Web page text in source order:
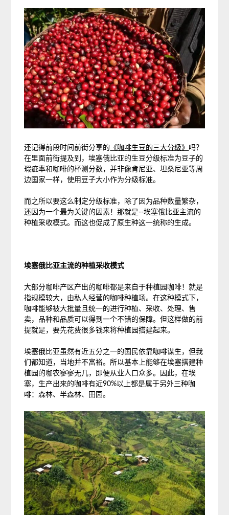
还记得前段时间前街分享的 《咖啡生豆的三大分级》 吗？
在里面前街提及到，埃塞俄比亚的生豆分级标准为豆子的
瑕疵率和咖啡的杯测分数，并非像肯尼亚、坦桑尼亚等周
边国家一样，使用豆子大小作为分级标准。
而之所以要这么制定分级标准，除了因为品种数量繁杂，
还因为一个最为关键的因素！那就是--埃塞俄比亚主流的
种植采收模式。而这也促成了原生种这一统称的生成。
埃塞俄比亚主流的种植采收模式
大部分咖啡产区产出的咖啡都是来自于种植园咖啡！就是
指规模较大，由私人经营的咖啡种植场。在这种模式下，
咖啡能够被大批量且统一的进行种植、采收、处理、售
卖，品种和品质可以得到一个不错的保障。但这样做的前
提就是，要先花费很多钱来将种植园搭建起来。
埃塞俄比亚虽然有近五分之一的国民依靠咖啡谋生，但我
们都知道，当地并不富裕。所以基本上能够在埃塞搭建种
植园的咖农寥寥无几，即便从业人口众多。因此，在埃
塞，生产出来的咖啡有近90%以上都是属于另外三种咖
啡：森林、半森林、田园。